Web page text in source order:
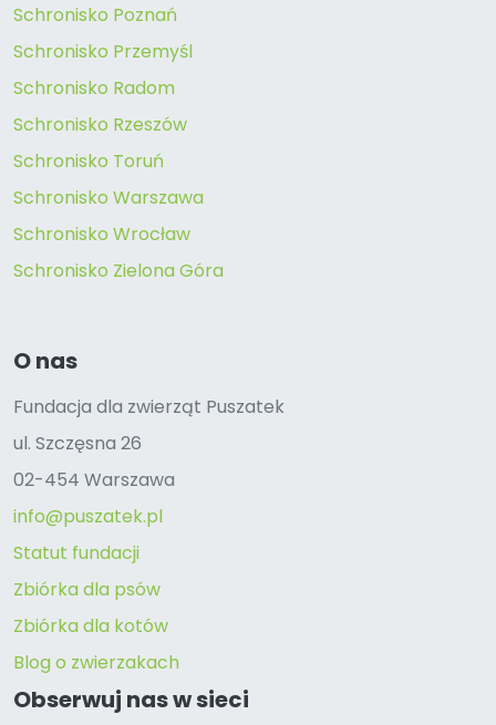
Schronisko Poznań
Schronisko Przemyśl
Schronisko Radom
Schronisko Rzeszów
Schronisko Toruń
Schronisko Warszawa
Schronisko Wrocław
Schronisko Zielona Góra
O nas
Fundacja dla zwierząt Puszatek
ul. Szczęsna 26
02-454 Warszawa
info@puszatek.pl
Statut fundacji
Zbiórka dla psów
Zbiórka dla kotów
Blog o zwierzakach
Obserwuj nas w sieci